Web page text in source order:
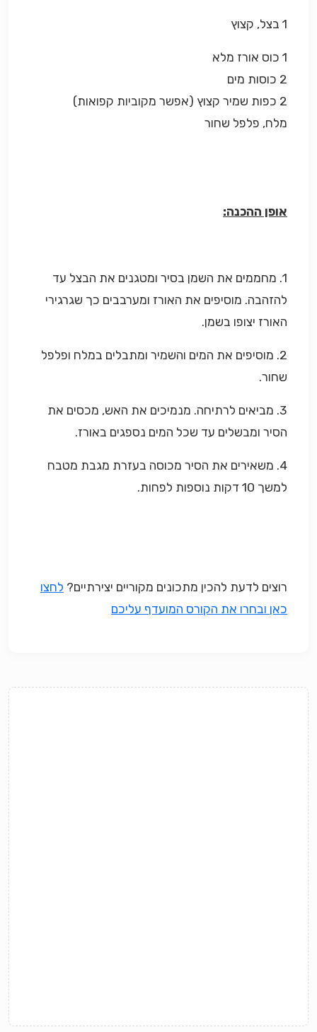
1 בצל, קצוץ
1 כוס אורז מלא
2 כוסות מים
2 כפות שמיר קצוץ (אפשר מקוביות קפואות)
מלח, פלפל שחור
אופן ההכנה:
1. מחממים את השמן בסיר ומטגנים את הבצל עד
להזהבה. מוסיפים את האורז ומערבבים כך שגרגירי
האורז יצופו בשמן.
2. מוסיפים את המים והשמיר ומתבלים במלח ופלפל
שחור.
3. מביאים לרתיחה. מנמיכים את האש, מכסים את
הסיר ומבשלים עד שכל המים נספגים באורז.
4. משאירים את הסיר מכוסה בעזרת מגבת מטבח
למשך 10 דקות נוספות לפחות.
רוצים לדעת להכין מתכונים מקוריים יצירתיים? לחצו
כאן ובחרו את הקורס המועדף עליכם